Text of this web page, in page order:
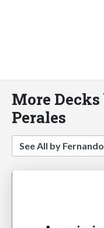
More
Perales
See All by